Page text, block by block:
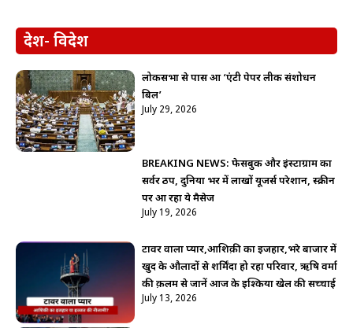
देश- विदेश
लोकसभा से पास हुआ ‘एंटी पेपर लीक संशोधन
बिल’
July 29, 2026
BREAKING NEWS: फेसबुक और इंस्टाग्राम का
सर्वर ठप, दुनिया भर में लाखों यूजर्स परेशान, स्क्रीन
पर आ रहा ये मैसेज
July 19, 2026
टावर वाला प्यार,आशिक़ी का इजहार,भरे बाजार में
खुद के औलादों से शर्मिंदा हो रहा परिवार, ऋषि वर्मा
की क़लम से जानें आज के इश्किया खेल की सच्चाई
July 13, 2026